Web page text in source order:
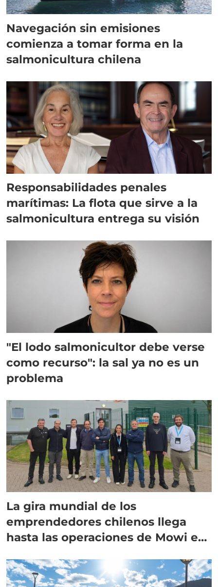
Navegación sin emisiones
comienza a tomar forma en la
salmonicultura chilena
Responsabilidades penales
marítimas: La flota que sirve a la
salmonicultura entrega su visión
"El lodo salmonicultor debe verse
como recurso": la sal ya no es un
problema
La gira mundial de los
emprendedores chilenos llega
hasta las operaciones de Mowi en